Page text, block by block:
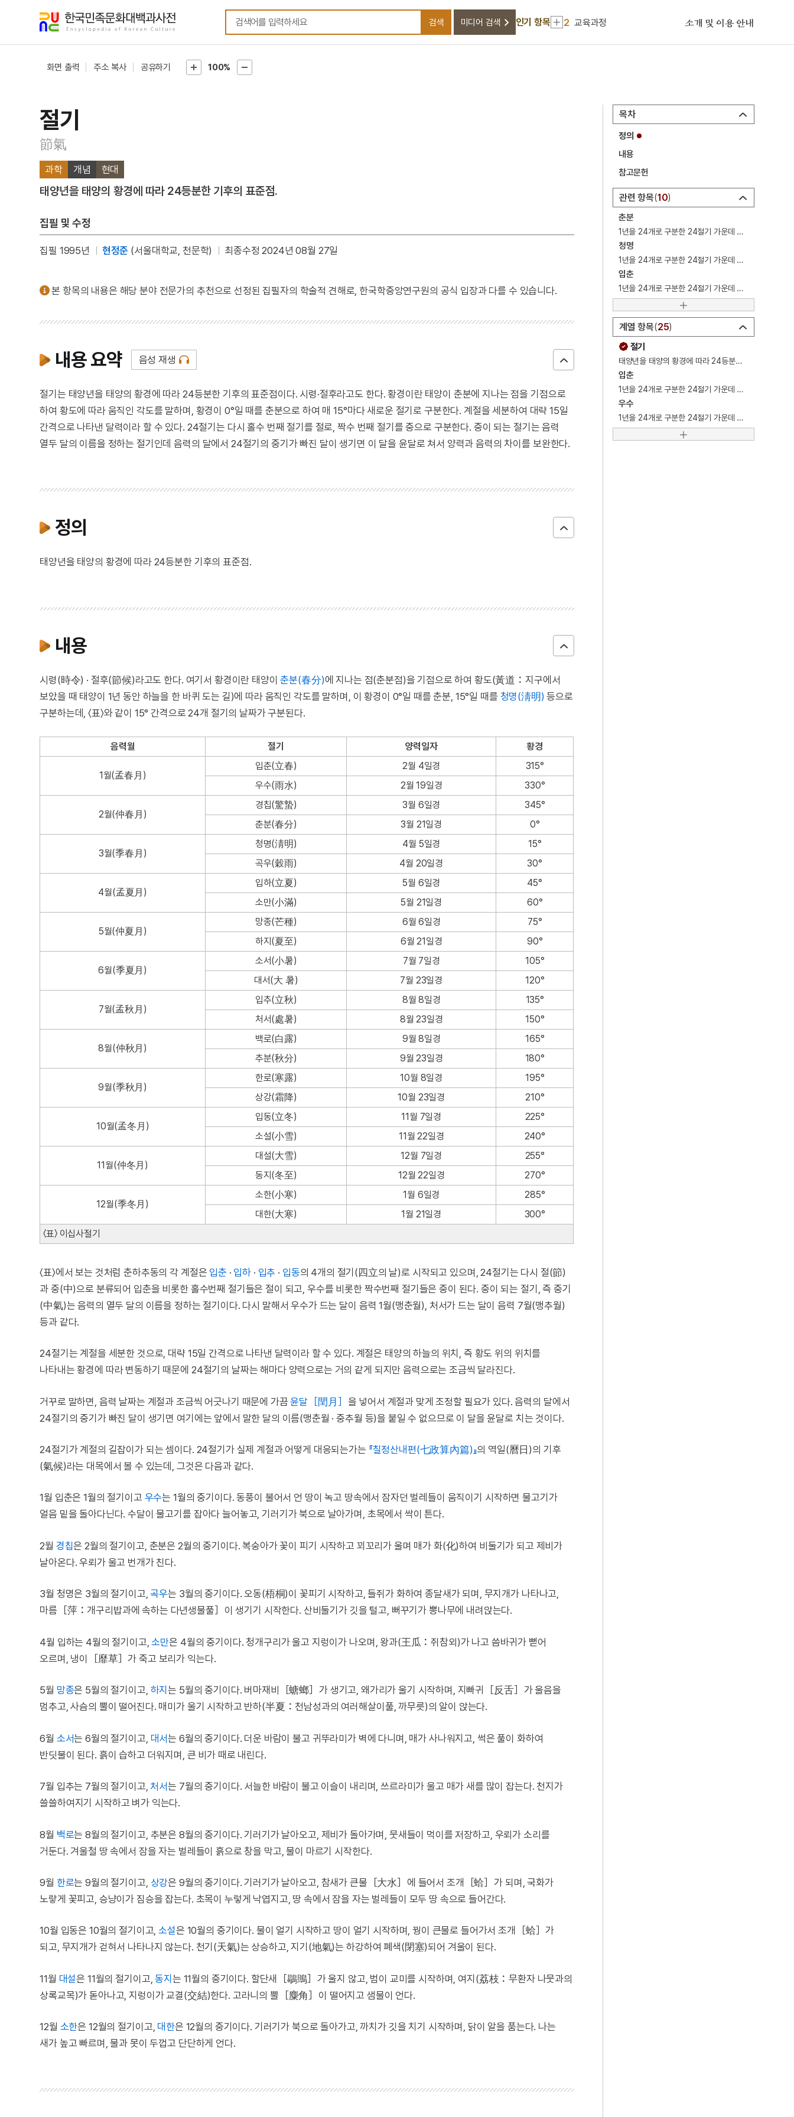
검색어를 입력하세요
검색 미디어 검색 인기 항목
2 교육과정
3 겸애설
경복궁 광화문
경성방송국
8
9
경복궁 광화문
10
소개 및 이용 안내
화면 출력 주소 복사 공유하기 100%
목차
정의
내용
참고문헌
관련 항목 10
춘분
1년을 24개로 구분한 24절기 가운데 네 번째 절기. 24절기.
청명
1년을 24개로 구분한 24절기 가운데 다섯 번째 절기. 24절기.
입춘
1년을 24개로 구분한 24절기 가운데 첫 번째 절기. 24절기.
계열 항목 25
절기
태양년을 태양의 황경에 따라 24등분한 기후의 표준점.
입춘
1년을 24개로 구분한 24절기 가운데 첫 번째 절기. 24절기.
우수
1년을 24개로 구분한 24절기 가운데 두 번째 절기. 24절기.
절기
節氣
과학 개념 현대
태양년을 태양의 황경에 따라 24등분한 기후의 표준점.
집필 및 수정
집필 1995년 현정준 (서울대학교, 천문학) 최종수정 2024년 08월 27일
본 항목의 내용은 해당 분야 전문가의 추천으로 선정된 집필자의 학술적 견해로, 한국학중앙연구원의 공식 입장과 다를 수 있습니다.
내용 요약 음성 재생
절기는 태양년을 태양의 황경에 따라 24등분한 기후의 표준점이다. 시령·절후라고도 한다. 황경이란 태양이 춘분에 지나는 점을 기점으로
하여 황도에 따라 움직인 각도를 말하며, 황경이 0°일 때를 춘분으로 하여 매 15°마다 새로운 절기로 구분한다. 계절을 세분하여 대략 15일
간격으로 나타낸 달력이라 할 수 있다. 24절기는 다시 홀수 번째 절기를 절로, 짝수 번째 절기를 중으로 구분한다. 중이 되는 절기는 음력
열두 달의 이름을 정하는 절기인데 음력의 달에서 24절기의 중기가 빠진 달이 생기면 이 달을 윤달로 쳐서 양력과 음력의 차이를 보완한다.
정의
태양년을 태양의 황경에 따라 24등분한 기후의 표준점.
내용
시령(時令) · 절후(節候)라고도 한다. 여기서 황경이란 태양이춘분(春分)에 지나는 점(춘분점)을 기점으로 하여 황도(黃道：지구에서
보았을 때 태양이 1년 동안 하늘을 한 바퀴 도는 길)에 따라 움직인 각도를 말하며, 이 황경이 0°일 때를 춘분, 15°일 때를 청명(淸明) 등으로
구분하는데, 〈표〉와 같이 15° 간격으로 24개 절기의 날짜가 구분된다.
음력월 절기 양력일자 황경
1월(孟春月)
입춘(立春) 2월 4일경
315°
우수(雨水)
2월 19일경 330°
2월(仲春月)
경칩(驚蟄) 3월 6일경
345°
춘분(春分)
3월 21일경 0°
3월(季春月)
청명(淸明) 4월 5일경
15°
곡우(穀雨)
4월 20일경 30°
4월(孟夏月)
입하(立夏) 5월 6일경
45°
소만(小滿)
5월 21일경 60°
5월(仲夏月)
망종(芒種) 6월 6일경
75°
하지(夏至)
6월 21일경 90°
6월(季夏月)
소서(小暑) 7월 7일경
105°
대서(大 暑)
7월 23일경 120°
7월(孟秋月)
입추(立秋) 8월 8일경
135°
처서(處暑)
8월 23일경 150°
8월(仲秋月)
백로(白露) 9월 8일경
165°
추분(秋分)
9월 23일경 180°
9월(季秋月)
한로(寒露) 10월 8일경
195°
상강(霜降)
10월 23일경 210°
10월(孟冬月)
입동(立冬) 11월 7일경
225°
소설(小雪)
11월 22일경 240°
11월(仲冬月)
대설(大雪) 12월 7일경
255°
동지(冬至)
12월 22일경 270°
12월(季冬月)
소한(小寒) 1월 6일경
285°
대한(大寒)
1월 21일경
300°
〈표〉 이십사절기
〈표〉에서 보는 것처럼 춘하추동의 각 계절은 입춘 · 입하 · 입추 · 입동의 4개의 절기(四立의 날)로 시작되고 있으며, 24절기는 다시 절(節)
과 중(中)으로 분류되어 입춘을 비롯한 홀수번째 절기들은 절이 되고, 우수를 비롯한 짝수번째 절기들은 중이 된다. 중이 되는 절기, 즉 중기
(中氣)는 음력의 열두 달의 이름을 정하는 절기이다. 다시 말해서 우수가 드는 달이 음력 1월(맹춘월), 처서가 드는 달이 음력 7월(맹추월)
등과 같다.
24절기는 계절을 세분한 것으로, 대략 15일 간격으로 나타낸 달력이라 할 수 있다. 계절은 태양의 하늘의 위치, 즉 황도 위의 위치를
나타내는 황경에 따라 변동하기 때문에 24절기의 날짜는 해마다 양력으로는 거의 같게 되지만 음력으로는 조금씩 달라진다.
거꾸로 말하면, 음력 날짜는 계절과 조금씩 어긋나기 때문에 가끔윤달［閏月］ 을 넣어서 계절과 맞게 조정할 필요가 있다. 음력의 달에서
24절기의 중기가 빠진 달이 생기면 여기에는 앞에서 말한 달의 이름(맹춘월 · 중추월 등)을 붙일 수 없으므로 이 달을 윤달로 치는 것이다.
24절기가 계절의 길잡이가 되는 셈이다. 24절기가 실제 계절과 어떻게 대응되는가는 『칠정산내편(七政算內篇)』의 역일(曆日)의 기후
(氣候)라는 대목에서 볼 수 있는데, 그것은 다음과 같다.
1월 입춘은 1월의 절기이고 우수는 1월의 중기이다. 동풍이 불어서 언 땅이 녹고 땅속에서 잠자던 벌레들이 움직이기 시작하면 물고기가
얼음 밑을 돌아다닌다. 수달이 물고기를 잡아다 늘어놓고, 기러기가 북으로 날아가며, 초목에서 싹이 튼다.
2월 경칩은 2월의 절기이고, 춘분은 2월의 중기이다. 복숭아가 꽃이 피기 시작하고 꾀꼬리가 울며 매가 화(化)하여 비둘기가 되고 제비가
날아온다. 우뢰가 울고 번개가 친다.
3월 청명은 3월의 절기이고,곡우는 3월의 중기이다. 오동(梧桐)이 꽃피기 시작하고, 들쥐가 화하여 종달새가 되며, 무지개가 나타나고,
마름［萍：개구리밥과에 속하는 다년생물풀］이 생기기 시작한다. 산비둘기가 깃을 털고, 뻐꾸기가 뽕나무에 내려앉는다.
4월 입하는 4월의 절기이고,소만은 4월의 중기이다. 청개구리가 울고 지렁이가 나오며, 왕과(王瓜：쥐참외)가 나고 씀바귀가 뻗어
오르며, 냉이［靡草］가 죽고 보리가 익는다.
5월 망종은 5월의 절기이고, 하지는 5월의 중기이다. 버마재비［螗螂］가 생기고, 왜가리가 울기 시작하며, 지빠귀［反舌］가 울음을
멈추고, 사슴의 뿔이 떨어진다. 매미가 울기 시작하고 반하(半夏：천남성과의 여러해살이풀, 까무릇)의 알이 앉는다.
6월 소서는 6월의 절기이고, 대서는 6월의 중기이다. 더운 바람이 불고 귀뚜라미가 벽에 다니며, 매가 사나워지고, 썩은 풀이 화하여
반딧불이 된다. 흙이 습하고 더워지며, 큰 비가 때로 내린다.
7월 입추는 7월의 절기이고,처서는 7월의 중기이다. 서늘한 바람이 불고 이슬이 내리며, 쓰르라미가 울고 매가 새를 많이 잡는다. 천지가
쓸쓸하여지기 시작하고 벼가 익는다.
8월 백로는 8월의 절기이고, 추분은 8월의 중기이다. 기러기가 날아오고, 제비가 돌아가며, 뭇새들이 먹이를 저장하고, 우뢰가 소리를
거둔다. 겨울철 땅 속에서 잠을 자는 벌레들이 흙으로 창을 막고, 물이 마르기 시작한다.
9월 한로는 9월의 절기이고, 상강은 9월의 중기이다. 기러기가 날아오고, 참새가 큰물［大水］에 들어서 조개［蛤］가 되며, 국화가
노랗게 꽃피고, 승냥이가 짐승을 잡는다. 초목이 누렇게 낙엽지고, 땅 속에서 잠을 자는 벌레들이 모두 땅 속으로 들어간다.
10월 입동은 10월의 절기이고,소설은 10월의 중기이다. 물이 얼기 시작하고 땅이 얼기 시작하며, 꿩이 큰물로 들어가서 조개［蛤］가
되고, 무지개가 걷혀서 나타나지 않는다. 천기(天氣)는 상승하고, 지기(地氣)는 하강하여 폐색(閉塞)되어 겨울이 된다.
11월 대설은 11월의 절기이고,동지는 11월의 중기이다. 할단새［鶡鴠］가 울지 않고, 범이 교미를 시작하며, 여지(荔枝：무환자 나뭇과의
상록교목)가 돋아나고, 지렁이가 교결(交結)한다. 고라니의 뿔［麋角］이 떨어지고 샘물이 언다.
12월 소한은 12월의 절기이고, 대한은 12월의 중기이다. 기러기가 북으로 돌아가고, 까치가 깃을 치기 시작하며, 닭이 알을 품는다. 나는
새가 높고 빠르며, 물과 못이 두껍고 단단하게 언다.